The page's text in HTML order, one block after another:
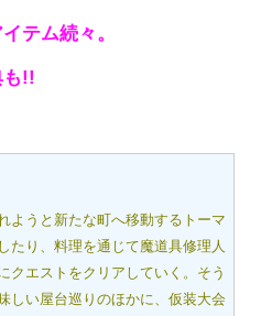
テム続々。
も!!
ようと新たな町へ移動するトーマ
たり、料理を通じて魔道具修理人
クエストをクリアしていく。そう
しい屋台巡りのほかに、仮装大会